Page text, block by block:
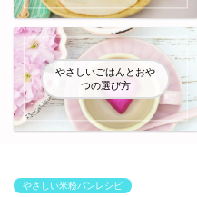
やさしいごはんとおや
つの選び方
やさしい米粉パンレシピ